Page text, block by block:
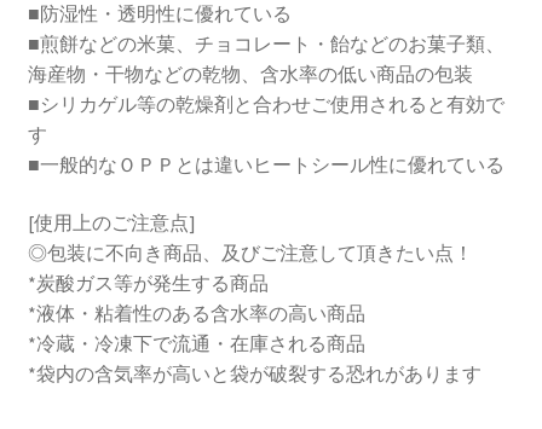
■防湿性・透明性に優れている
■煎餅などの米菓、チョコレート・飴などのお菓子類、
海産物・干物などの乾物、含水率の低い商品の包装
■シリカゲル等の乾燥剤と合わせご使用されると有効で
す
■一般的なＯＰＰとは違いヒートシール性に優れている
[使用上のご注意点]
◎包装に不向き商品、及びご注意して頂きたい点！
*炭酸ガス等が発生する商品
*液体・粘着性のある含水率の高い商品
*冷蔵・冷凍下で流通・在庫される商品
*袋内の含気率が高いと袋が破裂する恐れがあります